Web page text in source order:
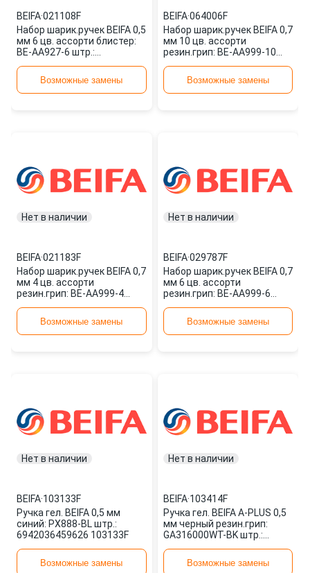
BEIFA·021108F
Набор шарик.ручек BEIFA 0,5
мм 6 цв. ассорти блистер:
BE-AA927-6 штр.:
Возможные замены
BEIFA·064006F
Набор шарик.ручек BEIFA 0,7
мм 10 цв. ассорти
резин.грип: BE-AA999-10
064006FВозможные замены
Нет в наличии
BEIFA·021183F
Набор шарик.ручек BEIFA 0,7
мм 4 цв. ассорти
резин.грип: BE-AA999-4
021183FВозможные замены
Нет в наличии
BEIFA·029787F
Набор шарик.ручек BEIFA 0,7
мм 6 цв. ассорти
резин.грип: BE-AA999-6
029787FВозможные замены
Нет в наличии
BEIFA·103133F
Ручка гел. BEIFA 0,5 мм
синий: PX888-BL штр.:
6942036459626 103133F
Возможные замены
Нет в наличии
BEIFA·103414F
Ручка гел. BEIFA A-PLUS 0,5
мм черный резин.грип:
GA316000WT-BK штр.:
Возможные замены